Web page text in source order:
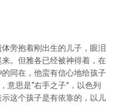
旁抱着刚出生的儿子，眼泪
。但雅各已经被神得着，在
同在，他蛮有信心地给孩子
意思是“右手之子”，以色列
这个孩子是有依靠的，以儿